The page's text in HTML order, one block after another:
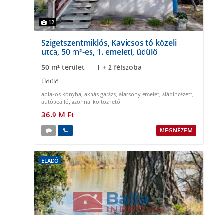
12
Szigetszentmiklós, Kavicsos tó közeli
utca, 50 m²-es, 1. emeleti, üdülő
50 m² terület 1 + 2 félszoba
Üdülő
ablakos konyha, aknás garázs, alacsony emelet, alápincézett,
autóbeálló, azonnal költözhető
36.9 M Ft
MEGNÉZEM
ELADÓ